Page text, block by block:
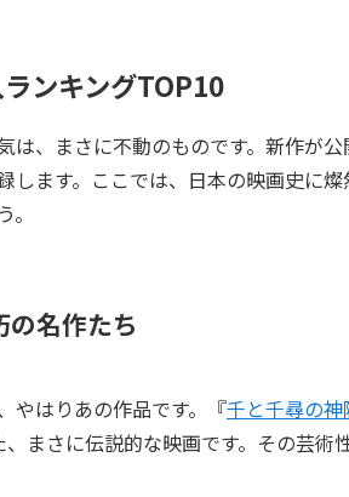
ンキングTOP10
は、まさに不動のものです。新作が
します。ここでは、日本の映画史に
の名作たち
やはりあの作品です。『千と千尋の神
まさに伝説的な映画です。その芸術